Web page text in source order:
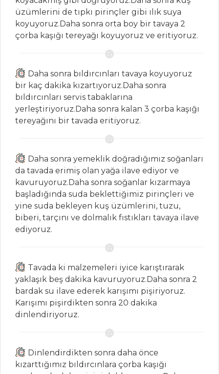
Pasta ve Tatlılar
Tüm Tarifleri
En lezzetli köri
soslu tavuk nasıl
yapılır?
Şefleri tarifi ile
Balık Köftesi (Tod
Dil Balığı Tarifi
Masterchef Tüm
Tarifleri
BALIK
Fırında Otlu
Kırlangıç Balığı
Dülger Naviga
Palamut
Silkmesi
Tüm Tarifleri
üzümlerini de tıpkı pirinçler gibi ılık suya
koyuyoruz.Daha sonra orta boy bir tavaya 2
çorba kaşığı tereyağı koyuyoruz ve eritiyoruz.
Daha sonra bıldırcınları tavaya koyuyoruz
bir kaç dakika kızartıyoruz.Daha sonra
bıldırcınları servis tabaklarına
yerleştiriyoruz.Daha sonra kalan 3 çorba kaşığı
tereyağını bir tavada eritiyoruz.
Daha sonra yemeklik doğradığımız soğanları
da tavada erimiş olan yağa ilave ediyor ve
kavuruyoruz.Daha sonra soğanlar kızarmaya
başladığında suda beklettiğimiz pirinçleri ve
yine suda bekleyen kuş üzümlerini, tuzu,
biberi, tarçını ve dolmalık fıstıkları tavaya ilave
ediyoruz.
Tavada ki malzemeleri iyice karıştırarak
yaklaşık beş dakika kavuruyoruz.Daha sonra 2
bardak su ilave ederek karışımı pişiriyoruz.
Karışımı pişirdikten sonra 20 dakika
dinlendiriyoruz.
Dinlendirdikten sonra daha önce
kızarttığımız bıldırcınlara çorba kaşığı